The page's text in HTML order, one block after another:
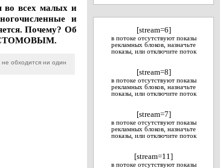
во всех малых и
и
Почему? Об
УСТОМОВЫМ.
обходится ни один
[stream=6]
в потоке отсутствуют показы
рекламных блоков, назначьте
показы, или отключите поток
[stream=8]
в потоке отсутствуют показы
рекламных блоков, назначьте
показы, или отключите поток
[stream=7]
в потоке отсутствуют показы
рекламных блоков, назначьте
показы, или отключите поток
[stream=11]
в потоке отсутствуют показы